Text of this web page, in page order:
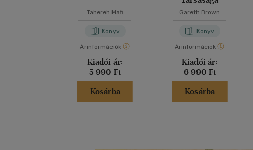
Tahereh Mafi
Könyv
Árinformációk
Kiadói ár:
5 990 Ft
Kosárba
Gareth Brown
Könyv
Árinformációk
Kiadói ár:
6 990 Ft
Kosárba